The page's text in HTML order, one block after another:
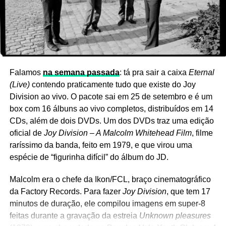
Um post compartilhado por LANA DEL REY (@honeymoon)
Falamos na semana passada: tá pra sair a caixa Eternal
(Live)contendo praticamente tudo que existe do Joy
Division ao vivo. O pacote sai em 25 de setembro e é um
box com 16 álbuns ao vivo completos, distribuídos em 14
CDs, além de dois DVDs. Um dos DVDs traz uma edição
oficial de Joy Division – A Malcolm Whitehead Film, filme
raríssimo da banda, feito em 1979, e que virou uma
espécie de “figurinha difícil” do álbum do JD.
Malcolm era o chefe da Ikon/FCL, braço cinematográfico
da Factory Records. Para fazer Joy Division, que tem 17
minutos de duração, ele compilou imagens em super-8
feitas durante a gravação da estreia Unknown pleasures